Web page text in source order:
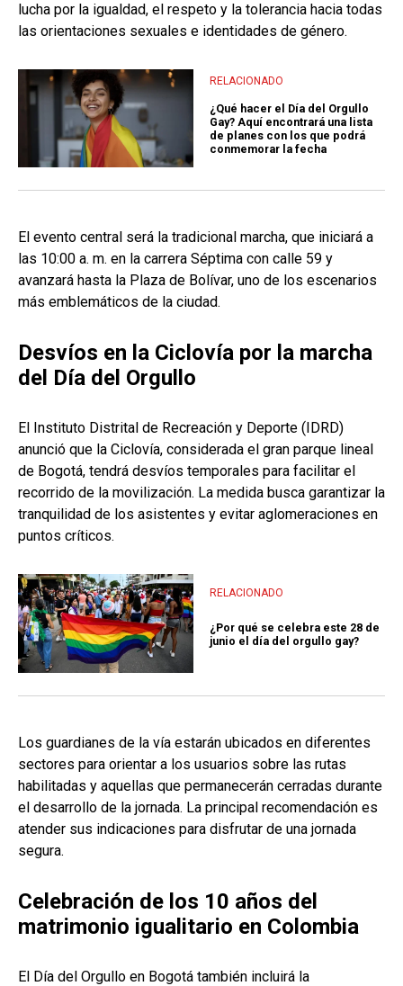
lucha por la igualdad, el respeto y la tolerancia hacia todas
las orientaciones sexuales e identidades de género.
RELACIONADO
¿Qué hacer el Día del Orgullo
Gay? Aquí encontrará una lista
de planes con los que podrá
conmemorar la fecha
El evento central será la tradicional marcha, que iniciará a
las 10:00 a. m. en la carrera Séptima con calle 59 y
avanzará hasta la Plaza de Bolívar, uno de los escenarios
más emblemáticos de la ciudad.
Desvíos en la Ciclovía por la marcha
del Día del Orgullo
El Instituto Distrital de Recreación y Deporte (IDRD)
anunció que la Ciclovía, considerada el gran parque lineal
de Bogotá, tendrá desvíos temporales para facilitar el
recorrido de la movilización. La medida busca garantizar la
tranquilidad de los asistentes y evitar aglomeraciones en
puntos críticos.
RELACIONADO
¿Por qué se celebra este 28 de
junio el día del orgullo gay?
Los guardianes de la vía estarán ubicados en diferentes
sectores para orientar a los usuarios sobre las rutas
habilitadas y aquellas que permanecerán cerradas durante
el desarrollo de la jornada. La principal recomendación es
atender sus indicaciones para disfrutar de una jornada
segura.
Celebración de los 10 años del
matrimonio igualitario en Colombia
El Día del Orgullo en Bogotá también incluirá la